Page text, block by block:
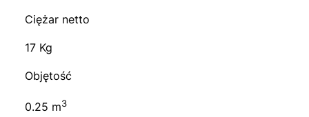
Ciężar netto
17 Kg
Objętość
0.25 m3